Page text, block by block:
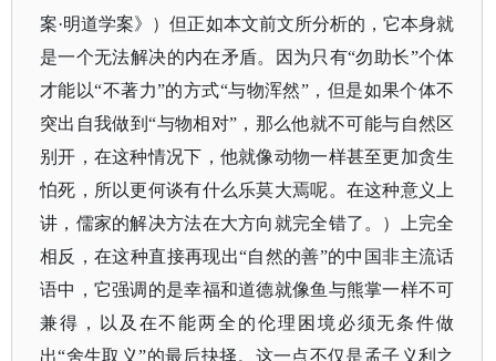
案·明道学案》）但正如本文前文所分析的，它本身就
是一个无法解决的内在矛盾。因为只有“勿助长”个体
才能以“不著力”的方式“与物浑然”，但是如果个体不
突出自我做到“与物相对”，那么他就不可能与自然区
别开，在这种情况下，他就像动物一样甚至更加贪生
怕死，所以更何谈有什么乐莫大焉呢。在这种意义上
讲，儒家的解决方法在大方向就完全错了。）上完全
相反，在这种直接再现出“自然的善”的中国非主流话
语中，它强调的是幸福和道德就像鱼与熊掌一样不可
兼得，以及在不能两全的伦理困境必须无条件做
出“舍生取义”的最后抉择。这一点不仅是孟子义利之